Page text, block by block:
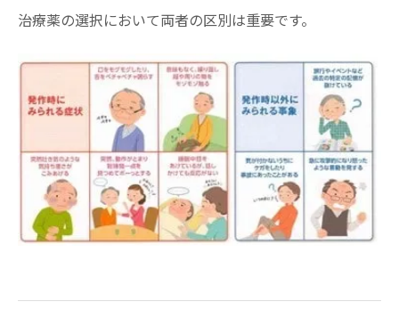
治療薬の選択において両者の区別は重要です。